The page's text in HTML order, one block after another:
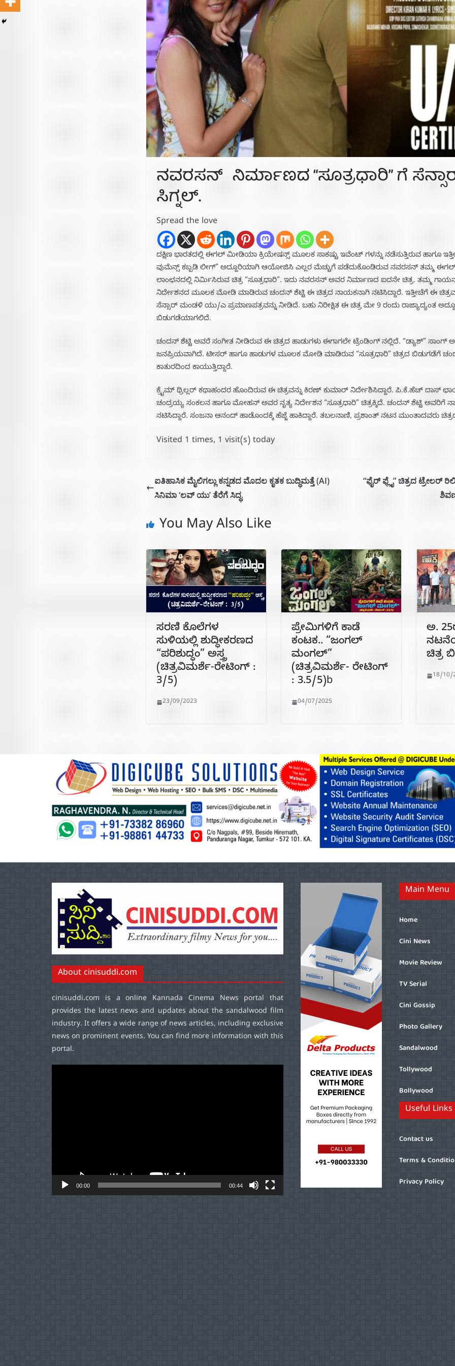
ನವರಸನ್ ನಿರ್ಮಾಣದ “ಸೂತ್ರಧಾರಿ” ಗೆ
ಸಿಗ್ನಲ್.
Spread the love
ದಕ್ಷಿಣ ಭಾರತದಲ್ಲಿ ಈಗಲ್ ಮೀಡಿಯಾ ಕ್ರಿಯೇಷನ್ಸ್ ಮೂಲಕ ಸಾಕಷ್ಟು ಇವೆಂಟ್ ಗಳನ್ನು ನಡೆಸುತ್ತಿರುವ ಹಾಗೂ
ವುಮೆನ್ಸ್ ಕಬ್ಬಡಿ ಲೀಗ್” ಅದ್ದೂರಿಯಾಗಿ ಆಯೋಜಿಸಿ ಎಲ್ಲರ ಮೆಚ್ಚುಗೆ ಪಡೆದುಕೊಂಡಿರುವ ನವರಸನ್ ತಮ್ಮ
ಲಾಂಛನದಲ್ಲಿ ನಿರ್ಮಿಸಿರುವ ಚಿತ್ರ “ಸೂತ್ರಧಾರಿ”. ಇದು ನವರಸನ್ ಅವರ ನಿರ್ಮಾಣದ ಐದನೇ ಚಿತ್ರ. ತಮ್ಮ
ನಿರ್ದೇಶನದ ಮೂಲಕ ಮೋಡಿ ಮಾಡಿರುವ ಚಂದನ್ ಶೆಟ್ಟಿ ಈ ಚಿತ್ರದ ನಾಯಕನಾಗಿ ನಟಿಸಿದ್ದಾರೆ. ಇತ್ತೀಚೆಗೆ ಈ
ಸೆನ್ಸಾರ್ ‌ಮಂಡಳಿ ಯು/ಎ ಪ್ರಮಾಣಪತ್ರವನ್ನು ನೀಡಿದೆ. ಬಹು ನಿರೀಕ್ಷಿತ ಈ ಚಿತ್ರ ಮೇ 9 ರಂದು ರಾಜ್ಯಾದ್ಯಂತ
ಬಿಡುಗಡೆಯಾಗಲಿದೆ.
ಚಂದನ್ ಶೆಟ್ಟಿ ಅವರೆ ಸಂಗೀತ ನೀಡಿರುವ ಈ ಚಿತ್ರದ ಹಾಡುಗಳು ಈಗಾಗಲೇ ಟ್ರೆಂಡಿಂಗ್ ನಲ್ಲಿದೆ. “ಡ್ಯಾಶ್” ಸಾಂಗ್
ಜನಪ್ರಿಯವಾಗಿದೆ. ಟೀಸರ್ ಹಾಗೂ ಹಾಡುಗಳ ಮೂಲಕ ಮೋಡಿ ಮಾಡಿರುವ “ಸೂತ್ರಧಾರಿ” ಚಿತ್ರದ ಬಿಡುಗಡೆಗೆ
ಕಾತುರದಿಂದ ಕಾಯುತ್ತಿದ್ದಾರೆ.
ಕ್ರೈಮ್ ಥ್ರಿಲ್ಲರ್ ಕಥಾಹಂದರ ಹೊಂದಿರುವ ಈ ಚಿತ್ರವನ್ನು ಕಿರಣ್ ಕುಮಾರ್ ನಿರ್ದೇಶಿಸಿದ್ದಾರೆ. ಪಿ.ಕೆ.ಹೆಚ್ ದಾಸ್
ಚಂದ್ರಯ್ಯ ಸಂಕಲನ ಹಾಗೂ ಮೋಹನ್ ಅವರ ನೃತ್ಯ ನಿರ್ದೇಶನ “ಸೂತ್ರಧಾರಿ” ಚಿತ್ರಕ್ಕಿದೆ. ಚಂದನ್ ಶೆಟ್ಟಿ
ನಟಿಸಿದ್ದಾರೆ‌. ಸಂಜನಾ ಆನಂದ್ ಹಾಡೊಂದಕ್ಕೆ ಹೆಜ್ಜೆ ಹಾಕಿದ್ದಾರೆ. ತಬಲನಾಣಿ, ಪ್ರಶಾಂತ್ ನಟನ ಮುಂತಾದವರು
Visited 1 times, 1 visit(s) today
ಐತಿಹಾಸಿಕ ಮೈಲಿಗಲ್ಲು ಕನ್ನಡದ ಮೊದಲ ಕೃತಕ ಬುದ್ಧಿಮತ್ತೆ (AI)
ಸಿನಿಮಾ ‘ಲವ್ ಯು’ ತೆರೆಗೆ ಸಿದ್ಧ.
“ಫೈರ್‌ ಫ್ಲೈ” ಚಿತ್ರದ
You May Also Like
ಸರಣಿ ಕೊಲೆಗಳ
ಸುಳಿಯಲ್ಲಿ ಶುದ್ಧೀಕರಣದ
“ಪರಿಶುದ್ಧಂ” ಅಸ್ತ್ರ
(ಚಿತ್ರವಿಮರ್ಶೆ-ರೇಟಿಂಗ್ :
3/5)
23/09/2023
ಪ್ರೇಮಿಗಳಿಗೆ ಕಾಡೆ
ಕಂಟಕ.. “ಜಂಗಲ್
ಮಂಗಲ್”
(ಚಿತ್ರವಿಮರ್ಶೆ- ರೇಟಿಂಗ್
: 3.5/5)b
04/07/2025
ಅ.
ಚಿತ್ರ
18/10/
About cinisuddi.com
cinisuddi.com is a online Kannada Cinema News portal that
provides the latest news and updates about the sandalwood film
industry. It offers a wide range of news articles, including exclusive
news on prominent events. You can find more information with this
portal.
00:00 00:44
Main Menu
Home
Cini News
Movie Review
TV Serial
Cini Gossip
Photo Gallery
Sandalwood
Tollywood
Bollywood
Useful Links
Contact us
Terms &
Privacy Policy